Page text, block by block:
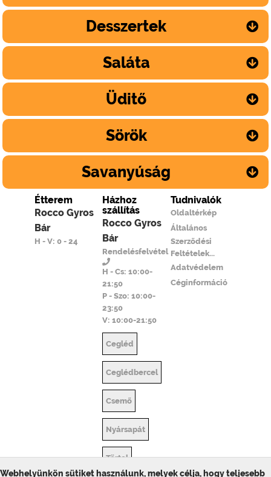
Webhelyünkön sütiket használunk, melyek célja, hogy teljesebb
Desszertek
Saláta
Üditő
Sörök
Savanyúság
Étterem
Rocco Gyros
Bár
H - V: 0 - 24
Házhoz
szállítás
Rocco Gyros
Bár
Rendelésfelvétel
H - Cs: 10:00-
21:50
P - Szo: 10:00-
23:50
V: 10:00-21:50
Cegléd
Ceglédbercel
Csemő
Nyársapát
Törtel
Tudnivalók
Oldaltérkép
Általános
Szerződési
Feltételek...
Adatvédelem
Céginformáció